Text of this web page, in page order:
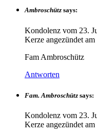
Ambroschütz says:
Kondolenz vom 23.
Kerze angezündet am
Fam Ambroschütz
Antworten
Fam. Ambroschütz says:
Kondolenz vom 23.
Kerze angezündet am